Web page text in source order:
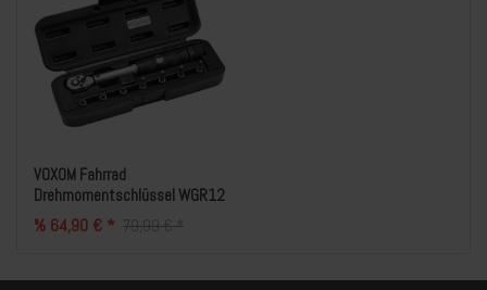
VOXOM Fahrrad
Drehmomentschlüssel WGR12
% 64,90 € * 79,99 € *